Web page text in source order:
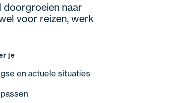
doorgroeien naar
voor reizen, werk
je
en actuele situaties